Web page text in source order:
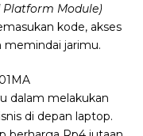
Platform Module)
kode, akses
jarimu.
dalam melakukan
di depan laptop.